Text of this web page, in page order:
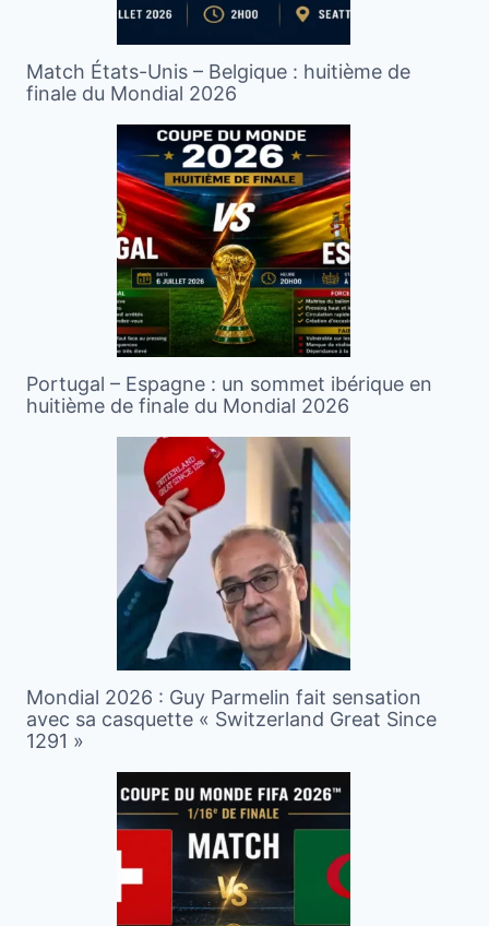
Match États-Unis – Belgique : huitième de
finale du Mondial 2026
Portugal – Espagne : un sommet ibérique en
huitième de finale du Mondial 2026
Mondial 2026 : Guy Parmelin fait sensation
avec sa casquette « Switzerland Great Since
1291 »